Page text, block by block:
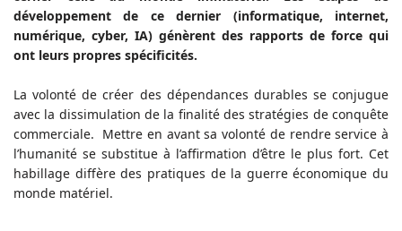
développement de ce dernier (informatique, internet,
numérique, cyber, IA) génèrent des rapports de force qui
ont leurs propres spécificités.
La volonté de créer des dépendances durables se conjugue
avec la dissimulation de la finalité des stratégies de conquête
commerciale. Mettre en avant sa volonté de rendre service à
l’humanité se substitue à l’affirmation d’être le plus fort. Cet
habillage diffère des pratiques de la guerre économique du
monde matériel.